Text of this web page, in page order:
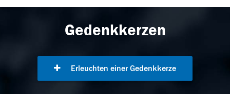
Gedenkkerzen
Erleuchten einer Gedenkkerze